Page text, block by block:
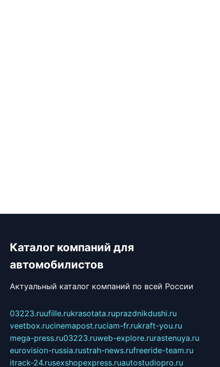
Каталог компаний для
автомобилистов
Актуальный каталог компаний по всей России
03223.ruufille.rukrasotata.ruprazdnikdushi.ru
veetbox.rucinemapost.ruciam-fr.rukraft-you.ru
mega-press.ru03223.ruweb-explore.rurastenuya.ru
eurovision-russia.rustrah-news.rufreeride-team.ru
itrack-24.rusexshopexpress.ruautostudiopro.ru